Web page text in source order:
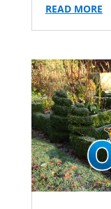
READ MORE